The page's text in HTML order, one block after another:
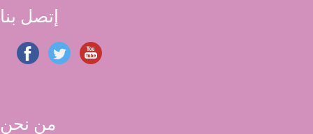
إتصل بنا
من نحن